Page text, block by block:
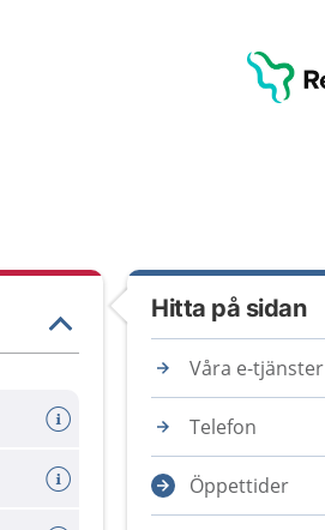
Hitta på sidan
Våra e-tjänster
Telefon
Öppettider